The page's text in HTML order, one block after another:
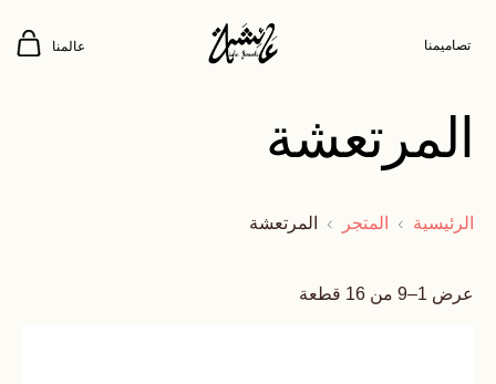
تصاميمنا عالمنا
المرتعشة
الرئيسية المتجر المرتعشة
عرض 1–9 من 16 قطعة